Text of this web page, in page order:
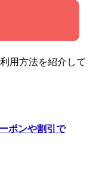
用方法を紹介して
ポンや割引で